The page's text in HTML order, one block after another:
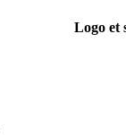
Logo et